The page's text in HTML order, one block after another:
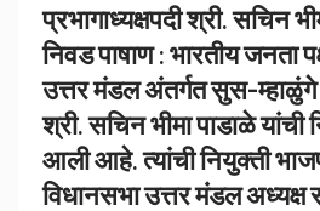
प्रभागाध्यक्षपदी श्री. सचिन
निवड पाषाण : भारतीय जनता
उत्तर मंडल अंतर्गत सुस-म्हाळुंगे
श्री. सचिन भीमा पाडाळे यांची
आली आहे. त्यांची नियुक्ती
विधानसभा उत्तर मंडल अध्यक्ष